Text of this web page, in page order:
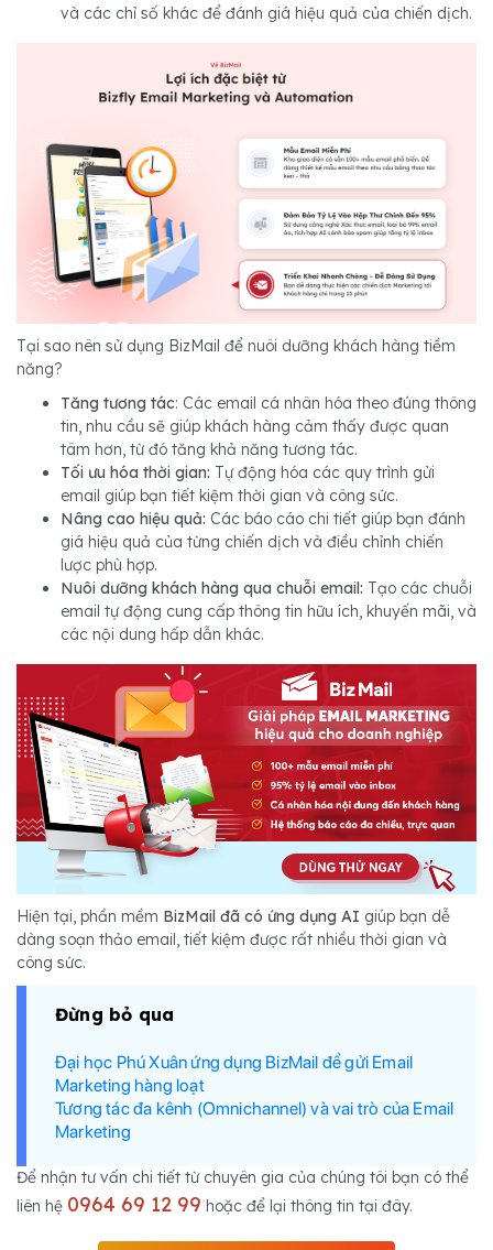
và các chỉ số khác để đánh giá hiệu quả của chiến dịch.
Tại sao nên sử dụng BizMail để nuôi dưỡng khách hàng tiềm
năng?
Tăng tương tác: Các email cá nhân hóa theo đúng thông
tin, nhu cầu sẽ giúp khách hàng cảm thấy được quan
tâm hơn, từ đó tăng khả năng tương tác.
Tối ưu hóa thời gian: Tự động hóa các quy trình gửi
email giúp bạn tiết kiệm thời gian và công sức.
Nâng cao hiệu quả: Các báo cáo chi tiết giúp bạn đánh
giá hiệu quả của từng chiến dịch và điều chỉnh chiến
lược phù hợp.
Nuôi dưỡng khách hàng qua chuỗi email: Tạo các chuỗi
email tự động cung cấp thông tin hữu ích, khuyến mãi, và
các nội dung hấp dẫn khác.
Hiện tại, phần mềm BizMail đã có ứng dụng AI giúp bạn dễ
dàng soạn thảo email, tiết kiệm được rất nhiều thời gian và
công sức.
Đừng bỏ qua
Đại học Phú Xuân ứng dụng BizMail để gửi Email
Marketing hàng loạt
Tương tác đa kênh (Omnichannel) và vai trò của Email
Marketing
Để nhận tư vấn chi tiết từ chuyên gia của chúng tôi bạn có thể
liên hệ 0964 69 12 99 hoặc để lại thông tin tại đây.